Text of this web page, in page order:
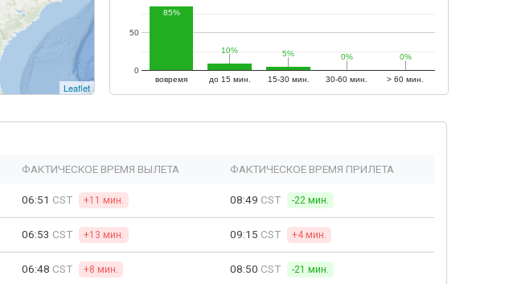
Leaflet
вовремя до 15 мин. 15-30 мин. 30-60 мин. > 60 мин.
0
50
85%
10%
10% 5%
5% 0%
0% 0%
0%
ФАКТИЧЕСКОЕ ВРЕМЯ ВЫЛЕТА ФАКТИЧЕСКОЕ ВРЕМЯ ПРИЛЕТА
06:51 CST +11 мин. 08:49 CST -22 мин.
06:53 CST +13 мин. 09:15 CST +4 мин.
06:48 CST +8 мин. 08:50 CST -21 мин.